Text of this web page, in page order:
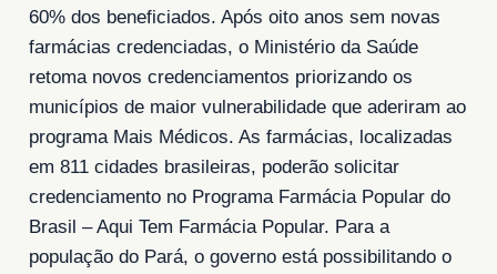
60% dos beneficiados. Após oito anos sem novas
farmácias credenciadas, o Ministério da Saúde
retoma novos credenciamentos priorizando os
municípios de maior vulnerabilidade que aderiram ao
programa Mais Médicos. As farmácias, localizadas
em 811 cidades brasileiras, poderão solicitar
credenciamento no Programa Farmácia Popular do
Brasil – Aqui Tem Farmácia Popular. Para a
população do Pará, o governo está possibilitando o